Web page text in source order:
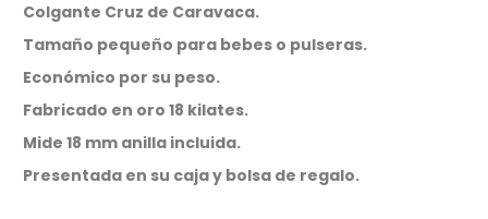
Colgante Cruz de Caravaca.
Tamaño pequeño para bebes o pulseras.
Económico por su peso.
Fabricado en oro 18 kilates.
Mide 18 mm anilla incluida.
Presentada en su caja y bolsa de regalo.